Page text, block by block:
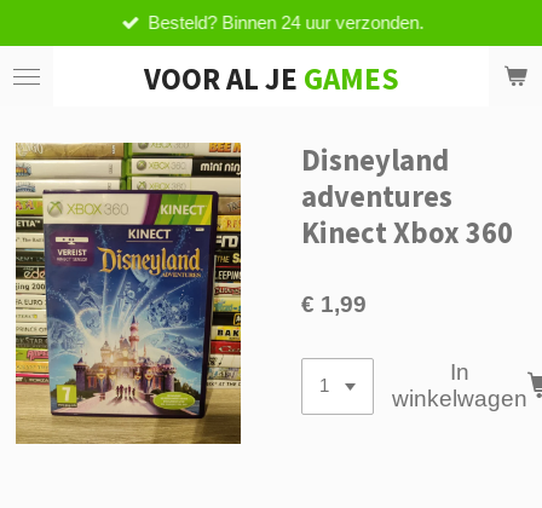
direct
naar
VOOR AL JE GAMES
Besteld? Binnen 24 uur verzonden.
Disneyland
adventures
Kinect Xbox 360
€ 1,99
In
winkelwagen